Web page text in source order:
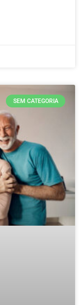
SEM CATEGORIA